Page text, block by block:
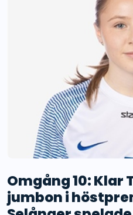
Omgång 10: Klar
jumbon i